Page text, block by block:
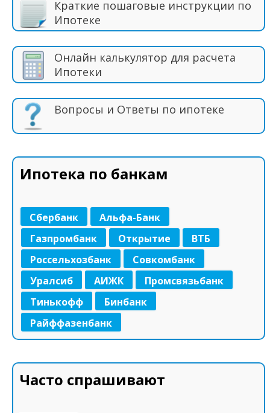
Краткие пошаговые инструкции по
Ипотеке
Онлайн калькулятор для расчета
Ипотеки
Вопросы и Ответы по ипотеке
Ипотека по банкам
Сбербанк
Альфа-Банк
Газпромбанк
Открытие
ВТБ
Россельхозбанк
Совкомбанк
Уралсиб
АИЖК
Промсвязьбанк
Тинькофф
Бинбанк
Райффазенбанк
Часто спрашивают